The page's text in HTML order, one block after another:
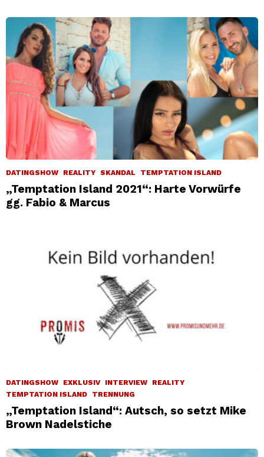
DATINGSHOW REALITY SKANDAL TEMPTATION ISLAND
„Temptation Island 2021“: Harte Vorwürfe
gg. Fabio & Marcus
DATINGSHOW EXKLUSIV INTERVIEW
REALITY
TEMPTATION ISLAND
TRENNUNG
„Temptation Island“: Autsch, so setzt Mike
Brown Nadelstiche